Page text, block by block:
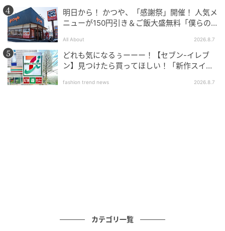
出典：シティリビングWeb
「パンチェッタとそら豆の桜えびソース（駿河湾産桜
明日から！ かつや、「感謝祭」開催！ 人気メ
ニューが150円引き＆ご飯大盛無料「僕らの
All About 2026.8.7
どれも気になるぅーーー！【セブン-イレブ
ン】見つけたら買ってほしい！「新作スイー
fashion trend news 2026.8.7
カテゴリ一覧